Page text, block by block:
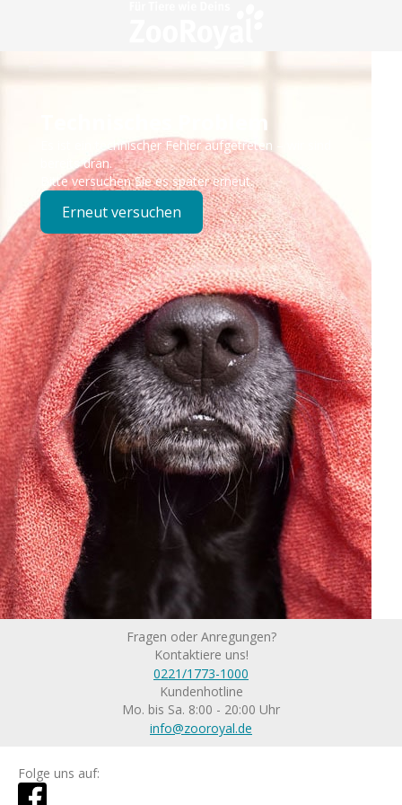
Technisches Problem
Es ist ein technischer Fehler aufgetreten – wir sind
bereits dran.
Bitte versuchen Sie es später erneut.
Erneut versuchen
Fragen oder Anregungen?
Kontaktiere uns!
0221/1773-1000
Kundenhotline
Mo. bis Sa. 8:00 - 20:00 Uhr
info@zooroyal.de
Folge uns auf: